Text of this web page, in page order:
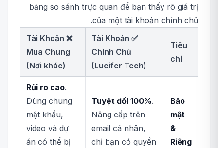
bảng so sánh trực quan để bạn thấy rõ giá trị
của một tài khoản chính chủ.
Tiêu
chí
✅ Tài Khoản
Chính Chủ
(Lucifer Tech)
❌ Tài Khoản
Mua Chung
(Nơi khác)
Bảo
mật
&
Riêng
Tuyệt đối 100%.
Nâng cấp trên
email cá nhân,
chỉ bạn có quyền
Rủi ro cao.
Dùng chung
mật khẩu,
video và dự
án có thể bị